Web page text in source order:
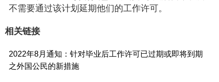
不需要通过该计划延期他们的工作许可。
相关链接
2022年8月通知：针对毕业后工作许可已过期或即将到期
之外国公民的新措施